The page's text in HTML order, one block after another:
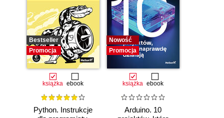
Bestseller
Promocja
książka ebook
Python. Instrukcje
Nowość
Promocja
książka ebook
Arduino. 10